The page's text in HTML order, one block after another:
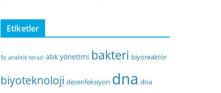
Etiketler
5s analitik terazi atık yönetimi bakteri biyoreaktör
biyoteknoloji dezenfeksiyon dna dna